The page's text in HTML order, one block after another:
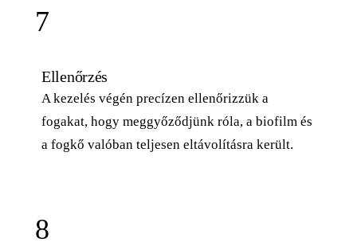
7
Ellenőrzés
A kezelés végén precízen ellenőrizzük a
fogakat, hogy meggyőződjünk róla, a biofilm és
a fogkő valóban teljesen eltávolításra került.
8